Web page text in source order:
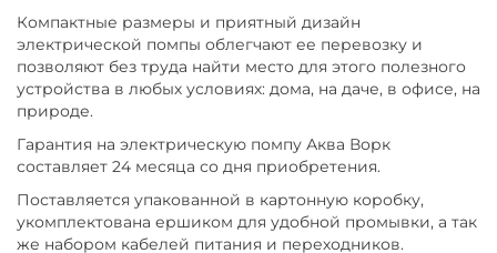
Компактные размеры и приятный дизайн
электрической помпы облегчают ее перевозку и
позволяют без труда найти место для этого полезного
устройства в любых условиях: дома, на даче, в офисе, на
природе.
Гарантия на электрическую помпу Аква Ворк
составляет 24 месяца со дня приобретения.
Поставляется упакованной в картонную коробку,
укомплектована ершиком для удобной промывки, а так
же набором кабелей питания и переходников.